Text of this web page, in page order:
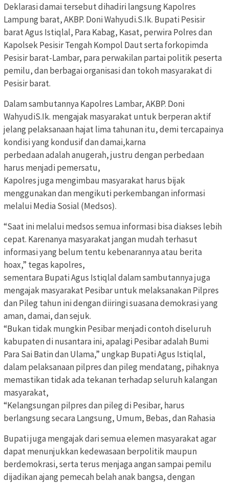
Deklarasi damai tersebut dihadiri langsung Kapolres
Lampung barat, AKBP. Doni Wahyudi.S.Ik. Bupati Pesisir
barat Agus Istiqlal, Para Kabag, Kasat, perwira Polres dan
Kapolsek Pesisir Tengah Kompol Daut serta forkopimda
Pesisir barat-Lambar, para perwakilan partai politik peserta
pemilu, dan berbagai organisasi dan tokoh masyarakat di
Pesisir barat.
Dalam sambutannya Kapolres Lambar, AKBP. Doni
WahyudiS.Ik. mengajak masyarakat untuk berperan aktif
jelang pelaksanaan hajat lima tahunan itu, demi tercapainya
kondisi yang kondusif dan damai,karna
perbedaan adalah anugerah, justru dengan perbedaan
harus menjadi pemersatu,
Kapolres juga mengimbau masyarakat harus bijak
menggunakan dan mengikuti perkembangan informasi
melalui Media Sosial (Medsos).
“Saat ini melalui medsos semua informasi bisa diakses lebih
cepat. Karenanya masyarakat jangan mudah terhasut
informasi yang belum tentu kebenarannya atau berita
hoax,” tegas kapolres,
sementara Bupati Agus Istiqlal dalam sambutannya juga
mengajak masyarakat Pesibar untuk melaksanakan Pilpres
dan Pileg tahun ini dengan diiringi suasana demokrasi yang
aman, damai, dan sejuk.
“Bukan tidak mungkin Pesibar menjadi contoh diseluruh
kabupaten di nusantara ini, apalagi Pesibar adalah Bumi
Para Sai Batin dan Ulama,” ungkap Bupati Agus Istiqlal,
dalam pelaksanaan pilpres dan pileg mendatang, pihaknya
memastikan tidak ada tekanan terhadap seluruh kalangan
masyarakat,
“Kelangsungan pilpres dan pileg di Pesibar, harus
berlangsung secara Langsung, Umum, Bebas, dan Rahasia
Bupati juga mengajak dari semua elemen masyarakat agar
dapat menunjukkan kedewasaan berpolitik maupun
berdemokrasi, serta terus menjaga angan sampai pemilu
dijadikan ajang pemecah belah anak bangsa, dengan